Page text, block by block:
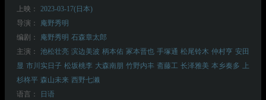
上映：
2023-03-17(日本)
导演：
庵野秀明
编剧：
庵野秀明 石森章太郎
主演：
池松壮亮 滨边美波 柄本佑 冢本晋也 手塚通 松尾铃木 仲村亨 安田
显 市川实日子 松坂桃李 大森南朋 竹野内丰 斋藤工 长泽雅美 本乡奏多
上
杉柊平 森山未来 西野七濑
语言：
日语